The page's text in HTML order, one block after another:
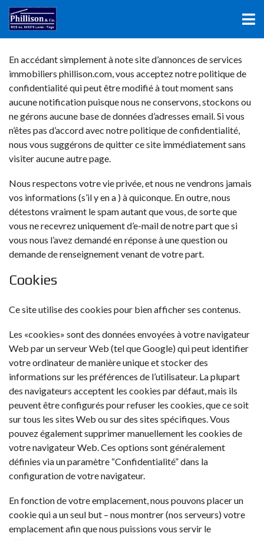
En accédant simplement à note site d’annonces de services
immobiliers phillison.com, vous acceptez notre politique de
confidentialité qui peut être modifié à tout moment sans
aucune notification puisque nous ne conservons, stockons ou
ne gérons aucune base de données d’adresses email. Si vous
n’êtes pas d’accord avec notre politique de confidentialité,
nous vous suggérons de quitter ce site immédiatement sans
visiter aucune autre page.
Nous respectons votre vie privée, et nous ne vendrons jamais
vos informations (s’il y en a ) à quiconque. En outre, nous
détestons vraiment le spam autant que vous, de sorte que
vous ne recevrez uniquement d’e-mail de notre part que si
vous nous l’avez demandé en réponse à une question ou
demande de renseignement venant de votre part.
Cookies
Ce site utilise des cookies pour bien afficher ses contenus.
Les «cookies» sont des données envoyées à votre navigateur
Web par un serveur Web (tel que Google) qui peut identifier
votre ordinateur de manière unique et stocker des
informations sur les préférences de l’utilisateur. La plupart
des navigateurs acceptent les cookies par défaut, mais ils
peuvent être configurés pour refuser les cookies, que ce soit
sur tous les sites Web ou sur des sites spécifiques. Vous
pouvez également supprimer manuellement les cookies de
votre navigateur Web. Ces options sont généralement
définies via un paramètre “Confidentialité” dans la
configuration de votre navigateur.
En fonction de votre emplacement, nous pouvons placer un
cookie qui a un seul but – nous montrer (nos serveurs) votre
emplacement afin que nous puissions vous servir le